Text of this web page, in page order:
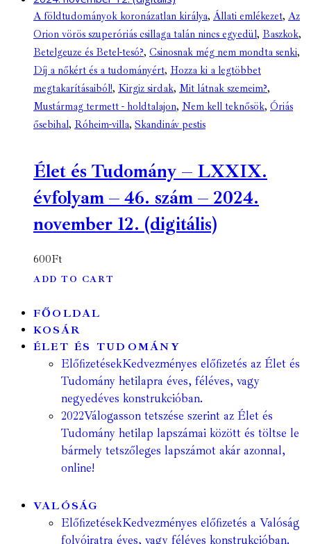
A földtudományok koronázatlan királya, Állati emlékezet, Az
Orion vörös szuperóriás csillaga talán nincs egyedül, Baszkok,
Betelgeuze és Betel-tesó?, Csinosnak még nem mondta senki,
Díj a nőkért és a tudományért, Hozza ki a legtöbbet
megtakarításaiból!, Kirgiz sirdak, Mit látnak szemeim?,
Mustármag termett - holdtalajon, Nem kell teknősök, Óriás
ősebihal, Róheim-villa, Skandináv pestis
Élet és Tudomány – LXXIX.
évfolyam – 46. szám – 2024.
november 12. (digitális)
600Ft
ADD TO CART
FŐOLDAL
KOSÁR
ÉLET ÉS TUDOMÁNY
ElőfizetésekKedvezményes előfizetés az Élet és
Tudomány hetilapra éves, féléves, vagy
negyedéves konstrukcióban.
2022Válogasson tetszése szerint az Élet és
Tudomány hetilap lapszámai között és töltse le
bármely tetszőleges lapszámot akár azonnal,
online!
VALÓSÁG
ElőfizetésekKedvezményes előfizetés a Valóság
folyóiratra éves, vagy féléves konstrukcióban.